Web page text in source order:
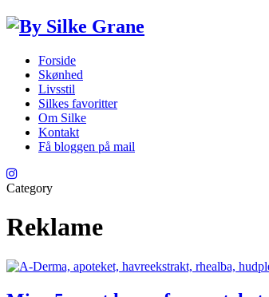
Forside
Skønhed
Livsstil
Silkes favoritter
Om Silke
Kontakt
Få bloggen på mail
Category
Reklame